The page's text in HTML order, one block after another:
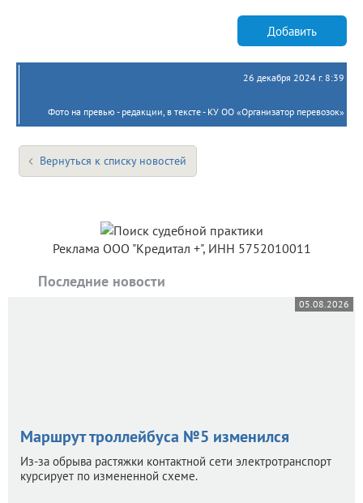
Добавить
26 декабря 2024 г. 8:39
Фото на превью - редакции, в тексте - КУ ОО «Организатор перевозок»
Вернуться к списку новостей
Реклама ООО "Кредитал +", ИНН 5752010011
Последние новости
05.08.2026
Маршрут троллейбуса №5 изменился
Из-за обрыва растяжки контактной сети электротранспорт
курсирует по измененной схеме.